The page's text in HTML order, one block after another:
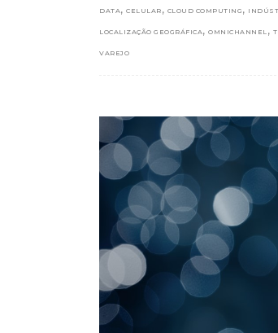
DATA , CELULAR , CLOUD COMPUTING ,
LOCALIZAÇÃO GEOGRÁFICA , OMNICHANNEL ,
VAREJO